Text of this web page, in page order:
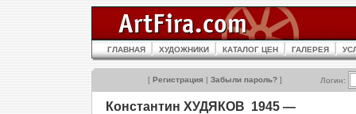
ГЛАВНАЯ ХУДОЖНИКИ КАТАЛОГ ЦЕН ГАЛЕРЕЯ
[ Регистрация | Забыли пароль? ] Логин:
Константин ХУДЯКОВ 1945 —